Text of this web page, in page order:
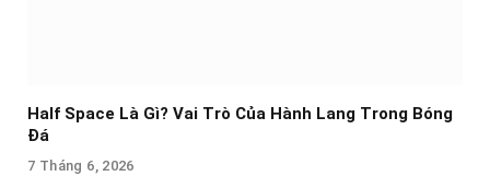
Half Space Là Gì? Vai Trò Của Hành Lang Trong Bóng
Đá
7 Tháng 6, 2026